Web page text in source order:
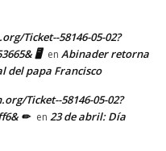
Ticket--58146-05-02?
🖥 en Abinader retorna
del papa Francisco
Ticket--58146-05-02?
✏ en 23 de abril: Día